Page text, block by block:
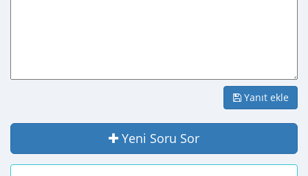
Yanıt ekle
Yeni Soru Sor